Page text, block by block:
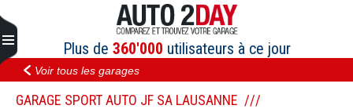
au
contenu
Plus de 360'000 utilisateurs à ce jour
Voir tous les garages
GARAGE SPORT AUTO JF SA LAUSANNE